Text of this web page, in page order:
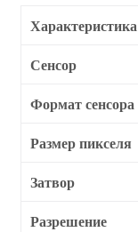
Характеристика
Сенсор
Формат сенсора
Размер пикселя
Затвор
Разрешение